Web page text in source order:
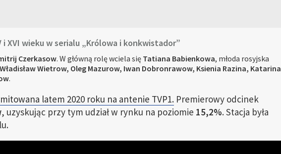
i XVI wieku w serialu „Królowa i konkwistador”
Czerkasow. W główną rolę wciela się Tatiana Babienkowa, młoda rosyjska
Władisław Wietrow, Oleg Mazurow, Iwan Dobronrawow, Ksienia Razina, Katarina
.
latem 2020 roku na antenie TVP1.Premierowy odcinek
, uzyskując przy tym udział w rynku na poziomie 15,2%. Stacja była